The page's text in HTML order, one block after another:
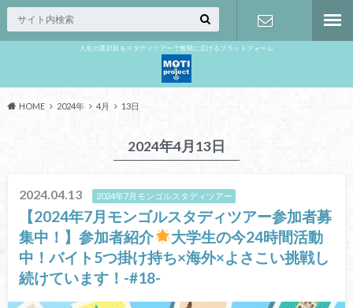
人生の選択肢をスタディツアーで無限に広げるプラットフォーム
HOME 2024年 4月 13日
2024年4月13日
2024.04.13 2024年7月モンゴルスタディツアー
【2024年7月モンゴルスタディツアー参加者募
集中！】参加者紹介
大学生の今24時間活動
中！バイト5つ掛け持ち×海外×よさこい挑戦し
続けています！-#18-